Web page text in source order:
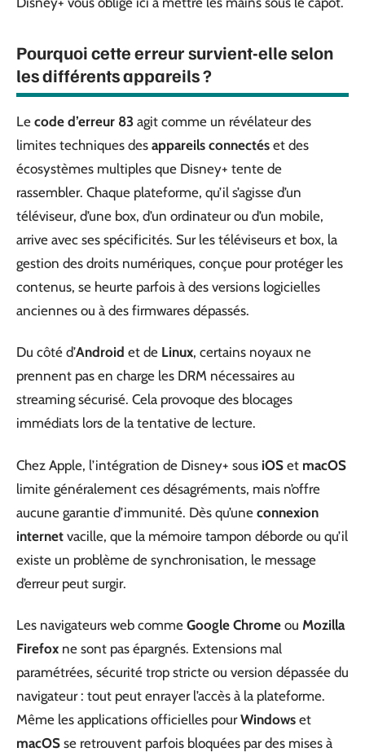
Pourquoi cette erreur survient-elle selon
les différents appareils ?
Le code d’erreur 83 agit comme un révélateur des
limites techniques des appareils connectés et des
écosystèmes multiples que Disney+ tente de
rassembler. Chaque plateforme, qu’il s’agisse d’un
téléviseur, d’une box, d’un ordinateur ou d’un mobile,
arrive avec ses spécificités. Sur les téléviseurs et box, la
gestion des droits numériques, conçue pour protéger les
contenus, se heurte parfois à des versions logicielles
anciennes ou à des firmwares dépassés.
Du côté d’Android et de Linux, certains noyaux ne
prennent pas en charge les DRM nécessaires au
streaming sécurisé. Cela provoque des blocages
immédiats lors de la tentative de lecture.
Chez Apple, l’intégration de Disney+ sous iOS et macOS
limite généralement ces désagréments, mais n’offre
aucune garantie d’immunité. Dès qu’une connexion
internet vacille, que la mémoire tampon déborde ou qu’il
existe un problème de synchronisation, le message
d’erreur peut surgir.
Les navigateurs web comme Google Chrome ou Mozilla
Firefox ne sont pas épargnés. Extensions mal
paramétrées, sécurité trop stricte ou version dépassée du
navigateur : tout peut enrayer l’accès à la plateforme.
Même les applications officielles pourWindows et
macOS se retrouvent parfois bloquées par des mises à